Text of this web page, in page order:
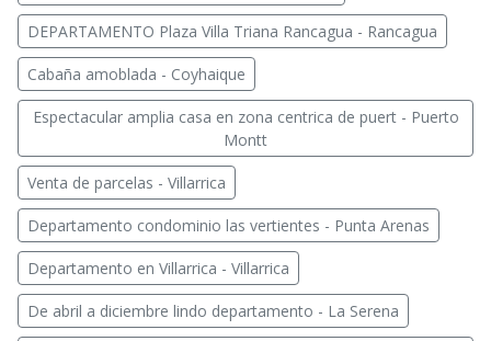
DEPARTAMENTO Plaza Villa Triana Rancagua - Rancagua
Cabaña amoblada - Coyhaique
Espectacular amplia casa en zona centrica de puert - Puerto
Montt
Venta de parcelas - Villarrica
Departamento condominio las vertientes - Punta Arenas
Departamento en Villarrica - Villarrica
De abril a diciembre lindo departamento - La Serena